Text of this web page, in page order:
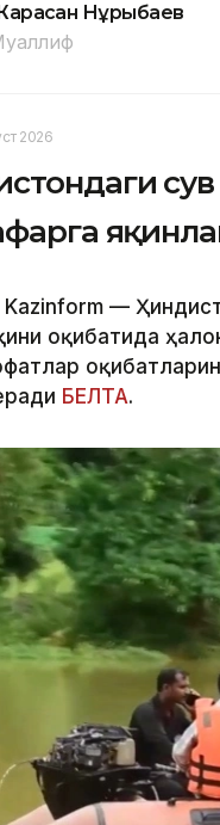
Нұрыбаев
2026
Kazinform —
оқибатида
БЕЛТА.